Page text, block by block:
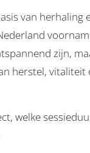
van herhaling
zijn,
herstel, vitaliteit
welke